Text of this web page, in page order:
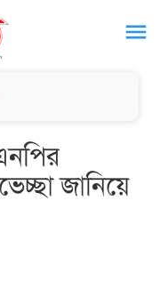
menu
জানিয়ে